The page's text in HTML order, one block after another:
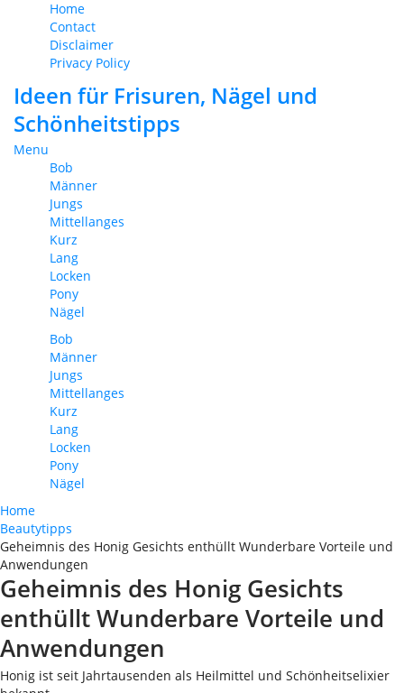
Home
Contact
Disclaimer
Privacy Policy
Ideen für Frisuren, Nägel und
Schönheitstipps
Menu
Bob
Männer
Jungs
Mittellanges
Kurz
Lang
Locken
Pony
Nägel
Bob
Männer
Jungs
Mittellanges
Kurz
Lang
Locken
Pony
Nägel
Home
Beautytipps
Geheimnis des Honig Gesichts enthüllt Wunderbare Vorteile und
Anwendungen
Geheimnis des Honig Gesichts
enthüllt Wunderbare Vorteile und
Anwendungen
Honig ist seit Jahrtausenden als Heilmittel und Schönheitselixier